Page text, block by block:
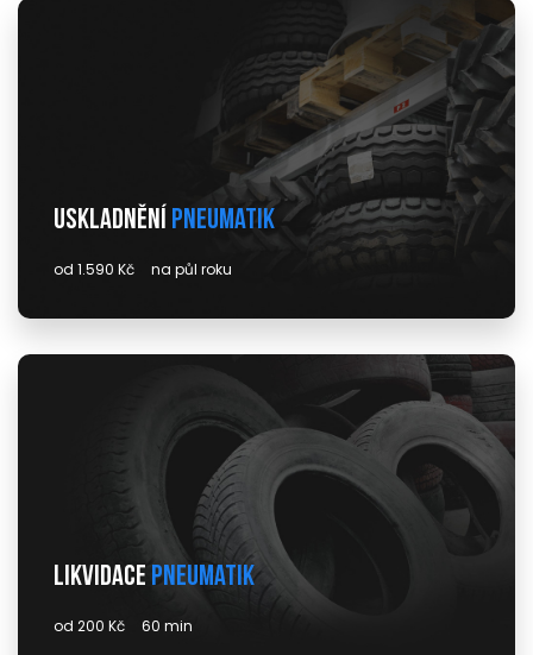
Uskladnění pneumatik
od 1.590 Kč na půl roku
Likvidace pneumatik
od 200 Kč 60 min